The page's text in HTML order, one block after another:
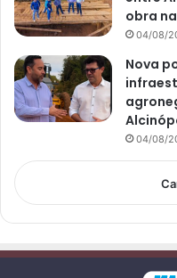
obra
04/08/
Nova
04/08/